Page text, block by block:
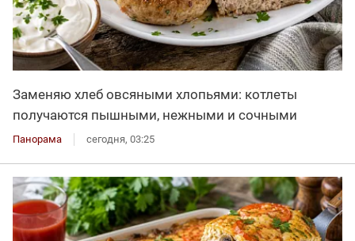
Заменяю хлеб овсяными хлопьями: котлеты
получаются пышными, нежными и сочными
Панорама сегодня, 03:25